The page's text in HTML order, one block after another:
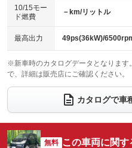
ベンチシート
：装備あり
チップアップシート
：装備なし
：装備なし
ウォークスルー
：装備なし
電動リアゲート
：装備なし
サイドカメラ
：装備あり
10/15モー
ド燃費
－km/リットル
最高出力 49ps(36kW)/
※新車時のカタログデータとなります
で、詳細は販売店にご確認ください。
カタログで車
無料 この車両に関